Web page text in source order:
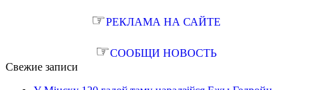
☞РЕКЛАМА НА САЙТЕ
☞СООБЩИ НОВОСТЬ
Свежие записи